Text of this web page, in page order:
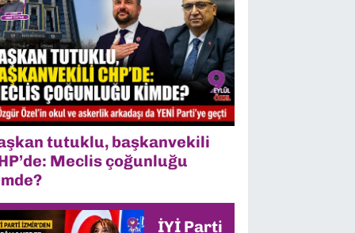
tutuklu, başkanvekili
Meclis çoğunluğu
İYİ Parti